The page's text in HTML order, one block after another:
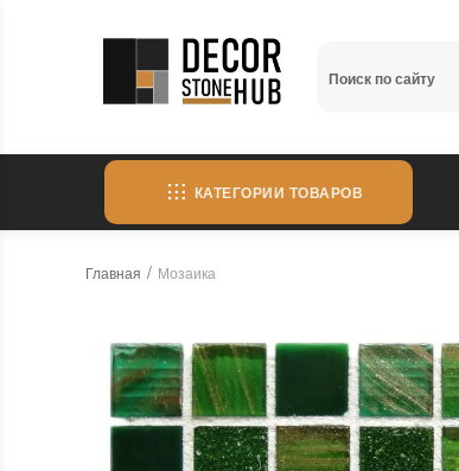
КАТЕГОРИИ ТОВАРОВ
Главная Мозаика